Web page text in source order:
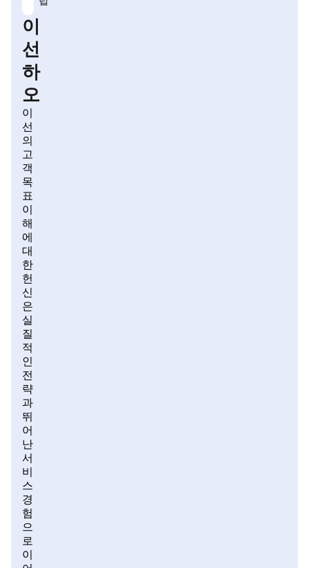
이
선
하
오
이
선
의
고
객
목
표
이
해
에
대
한
헌
신
은
실
질
적
인
전
략
과
뛰
어
난
서
비
스
경
험
으
로
이